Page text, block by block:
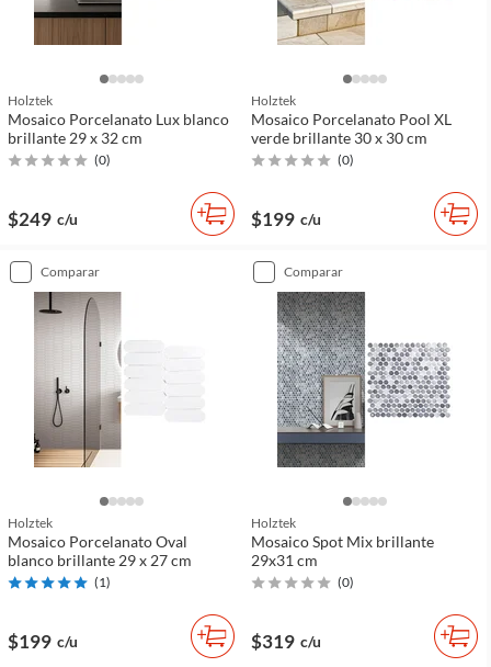
Holztek
Mosaico Porcelanato Lux blanco
brillante 29 x 32 cm
(0)
$249 c/u
Holztek
Mosaico Porcelanato Pool XL
verde brillante 30 x 30 cm
(0)
$199 c/u
comparar
Holztek
Mosaico Porcelanato Oval
blanco brillante 29 x 27 cm
(1)
$199 c/u
comparar
Holztek
Mosaico Spot Mix brillante
29x31 cm
(0)
$319 c/u